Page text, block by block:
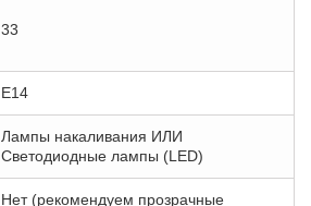
33
E14
Лампы накаливания ИЛИ
Светодиодные лампы (LED)
Нет (рекомендуем прозрачные